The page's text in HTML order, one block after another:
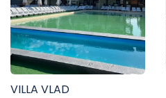
VILLA VLAD